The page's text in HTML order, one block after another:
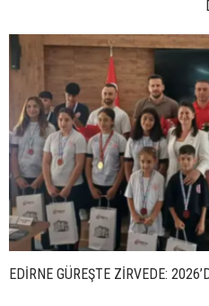
EDİRNE GÜREŞTE ZİRVEDE: